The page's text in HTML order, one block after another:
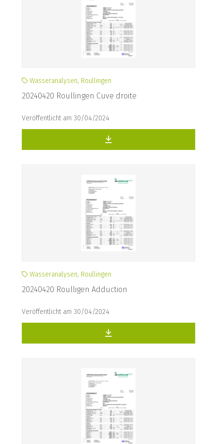
Wasseranalysen, Roullingen
20240420 Roullingen Cuve droite
Veröffentlicht am 30/04/2024
Wasseranalysen, Roullingen
20240420 Roulligen Adduction
Veröffentlicht am 30/04/2024